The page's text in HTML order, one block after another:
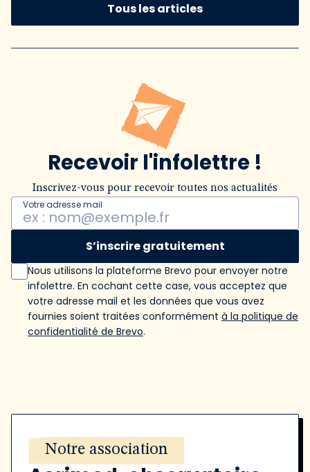
Tous les articles
Recevoir l'infolettre !
Inscrivez-vous pour recevoir toutes nos actualités
Votre adresse mail
S’inscrire gratuitement
Nous utilisons la plateforme Brevo pour envoyer notre
infolettre. En cochant cette case, vous acceptez que
votre adresse mail et les données que vous avez
fournies soient traitées conformément à la politique de
confidentialité de Brevo.
Notre association